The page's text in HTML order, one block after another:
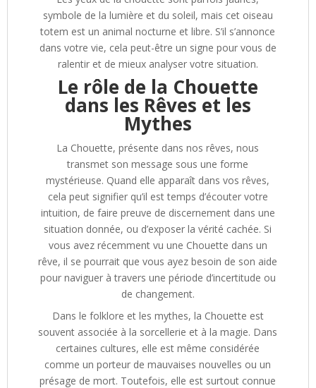
symbole de la lumière et du soleil, mais cet oiseau
totem est un animal nocturne et libre. S’il s’annonce
dans votre vie, cela peut-être un signe pour vous de
ralentir et de mieux analyser votre situation.
Le rôle de la Chouette
dans les Rêves et les
Mythes
La Chouette, présente dans nos rêves, nous
transmet son message sous une forme
mystérieuse. Quand elle apparaît dans vos rêves,
cela peut signifier qu’il est temps d’écouter votre
intuition, de faire preuve de discernement dans une
situation donnée, ou d’exposer la vérité cachée. Si
vous avez récemment vu une Chouette dans un
rêve, il se pourrait que vous ayez besoin de son aide
pour naviguer à travers une période d’incertitude ou
de changement.
Dans le folklore et les mythes, la Chouette est
souvent associée à la sorcellerie et à la magie. Dans
certaines cultures, elle est même considérée
comme un porteur de mauvaises nouvelles ou un
présage de mort. Toutefois, elle est surtout connue